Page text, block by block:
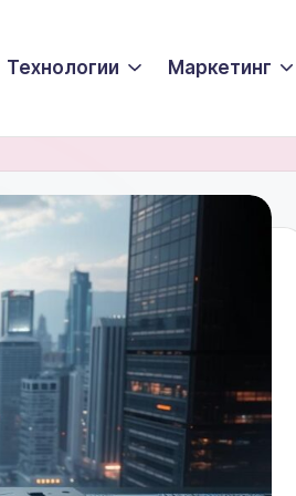
Технологии Маркетинг